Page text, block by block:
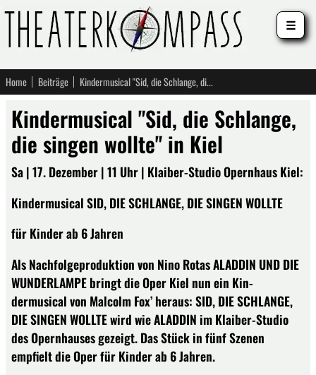
Home Beiträge Kindermusical "Sid, die Schlange, die singen wollte" in Kiel
Kindermusical "Sid, die Schlange,
die singen wollte" in Kiel
Sa | 17. Dezember | 11 Uhr | Klaiber-Studio Opernhaus Kiel:
Kindermusical SID, DIE SCHLANGE, DIE SINGEN WOLLTE
für Kinder ab 6 Jahren
Als Nachfolgeproduktion von Nino Rotas ALADDIN UND DIE
WUNDERLAMPE bringt die Oper Kiel nun ein Kin-
dermusical von Malcolm Fox’ heraus: SID, DIE SCHLANGE,
DIE SINGEN WOLLTE wird wie ALADDIN im Klaiber-Studio
des Opernhauses gezeigt. Das Stück in fünf Szenen
empfielt die Oper für Kinder ab 6 Jahren.
☰